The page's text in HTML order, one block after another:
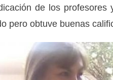
de los
pero obtuve buenas